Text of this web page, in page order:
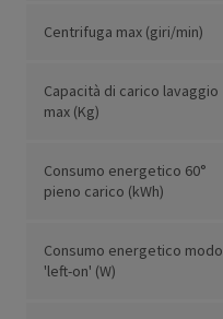
Centrifuga max (giri/min)
Capacità di carico lavaggio
max (Kg)
Consumo energetico 60°
pieno carico (kWh)
Consumo energetico modo
'left-on' (W)